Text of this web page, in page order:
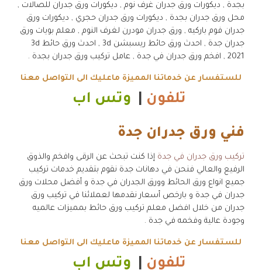
بجدة , ديكورات ورق جدران غرف نوم , ديكورات ورق جدران للصالات ,
محل ورق جدران بجدة , ديكورات ورق جدران حجري , ديكورات ورق
جدران فوم باركيه , ورق جدران مودرن لغرف النوم , معلم بويات ورق
جدران جدة , احدث ورق حائط ريسبشن 3d , احدث ورق حائط 3d
2021 , افخم ورق جدران في جدة , عامل تركيب ورق جدران بجدة .
للستفسار عن خدماتنا المميزة ماعليك الى التواصل معنا
تلفون وتس اب
فني ورق جدران جدة
تركيب ورق جدران في جدة إذا كنت تبحث عن الرقى وافخم والذوق
الرفيع والعالي فنحن في دهانات جدة نقوم بتقديم خدمات تركيب
جميع انواع ورق الحائط وورق الجدران في جدة و أفضل محلات ورق
جدران في جدة و بارخص أسعار نقدمها لعملائنا في تركيب ورق
جدران من خلال افضل معلم تركيب ورق حائط بمميزات عالميه
وجودة عالية وفخمه في جدة .
للستفسار عن خدماتنا المميزة ماعليك الى التواصل معنا
تلفون وتس اب